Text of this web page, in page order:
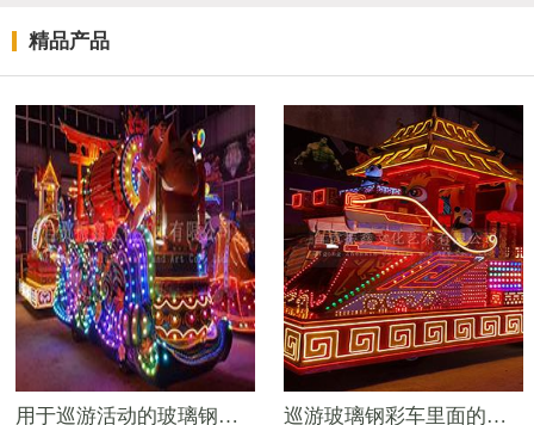
精品产品
用于巡游活动的玻璃钢彩车——日本主题彩车 巡游玻璃钢彩车里面的特色产品——中国彩车